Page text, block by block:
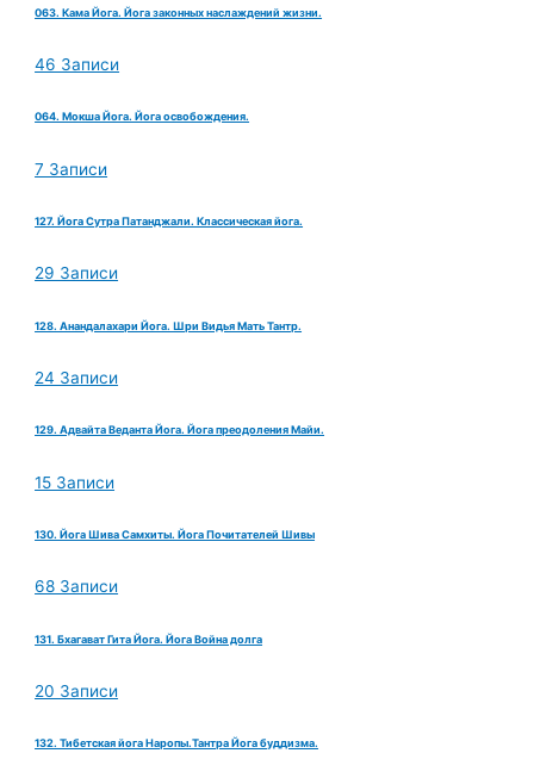
063. Кама Йога. Йога законных наслаждений жизни.
46 Записи
064. Мокша Йога. Йога освобождения.
7 Записи
127. Йога Сутра Патанджали. Классическая йога.
29 Записи
128. Анандалахари Йога. Шри Видья Мать Тантр.
24 Записи
129. Адвайта Веданта Йога. Йога преодоления Майи.
15 Записи
130. Йога Шива Самхиты. Йога Почитателей Шивы
68 Записи
131. Бхагават Гита Йога. Йога Война долга
20 Записи
132. Тибетская йога Наропы.Тантра Йога буддизма.